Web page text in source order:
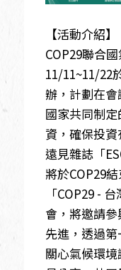
【活動介紹】
COP29聯合
11/11~11/22
辦，計劃在
國家共同制
資，確保投資
遠見雜誌「
將於COP29
「COP29 -
會，將邀請
先進，透過
關心氣候環